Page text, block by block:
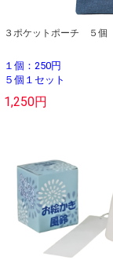
３ポケットポーチ ５個
１個：250円
５個１セット
1,250円